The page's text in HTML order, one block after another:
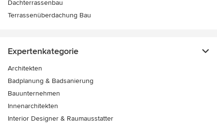
Dachterrassenbau
Terrassenüberdachung Bau
Expertenkategorie
Architekten
Badplanung & Badsanierung
Bauunternehmen
Innenarchitekten
Interior Designer & Raumausstatter